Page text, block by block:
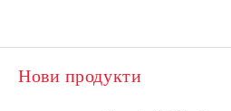
Нови продукти